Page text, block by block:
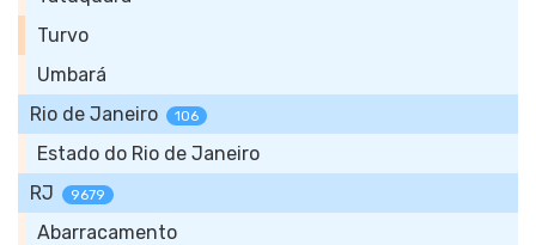
Turvo
Umbará
Rio de Janeiro
106
Estado do Rio de Janeiro
RJ
9679
Abarracamento